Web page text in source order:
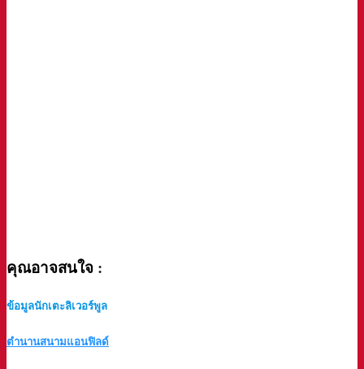
คุณอาจสนใจ :
ข้อมูลนักเตะลิเวอร์พูล
ตำนานสนามแอนฟิลด์